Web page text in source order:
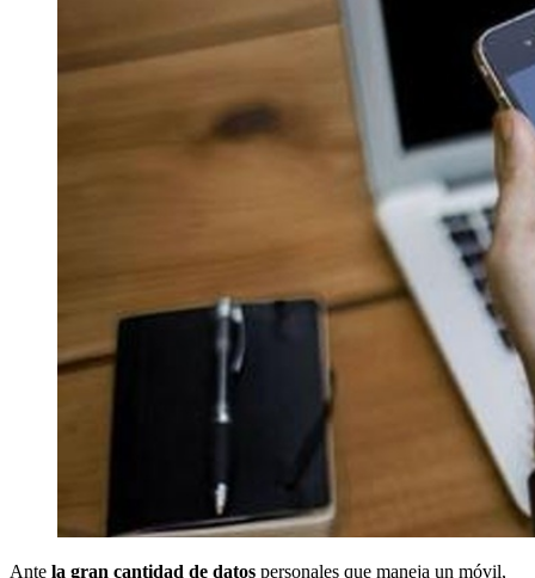
Ante la gran cantidad de datos personales que maneja un móvil,